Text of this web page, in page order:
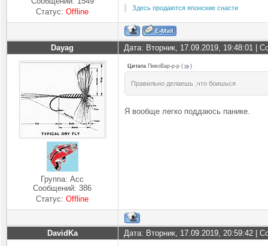
Статус:Offline Здесь продаются японские снасти
Dayag Дата: Вторник, 17.09.2019, 19:48:01 |
Группа: Асс
Сообщений:386
Статус:Offline
Цитата ПивоВар-р-р ( )
Правильно делаешь ,что боишься
Я вообще легко поддаюсь панике.
DavidKa Дата: Вторник, 17.09.2019, 20:59:42 |